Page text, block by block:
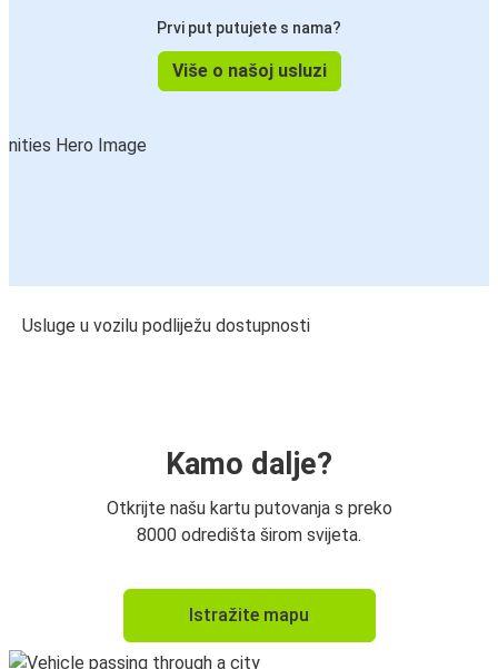
Prvi put putujete s nama?
Više o našoj usluzi
Usluge u vozilu podliježu dostupnosti
Kamo dalje?
Otkrijte našu kartu putovanja s preko
8000 odredišta širom svijeta.
Istražite mapu